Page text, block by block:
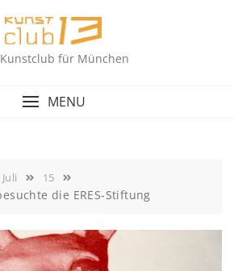
für München
MENU
Juli 15
die ERES-Stiftung